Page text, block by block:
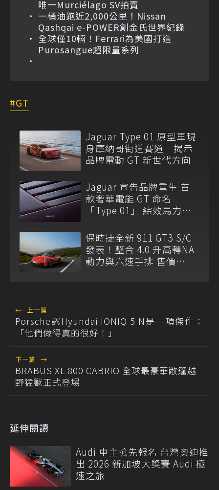
唯一Murciélago SV拍賣
一桶油跑近2,000公里！Nissan
Qashqai e-POWER創金氏世界紀錄
全球僅10輛！Ferrari為美國打造
Purosangue超限量系列
GT
Jaguar Type 01 原型車現
身摩納哥街道賽道 揭示
品牌電動 GT 新世代方向
Jaguar 宣告品牌重生 首
款奢華電能 GT 命名
「Type 01」 綜效馬力達
保時捷全新 911 GT3 S/C
發表！整合 4.0 升高轉NA
動力與六速手排 售價
← 上一篇
Porsche認Hyundai IONIQ 5 N是一項傑作：
「他們做得真的很好！」
下一篇 →
BRABUS XL 800 CABRIO 全球最豪華敞篷越
野猛獸正式登場
延伸閱讀
Audi 車主搶先報名 台灣奧迪推
出 2026 新加坡大獎賽 Audi 極
速之旅